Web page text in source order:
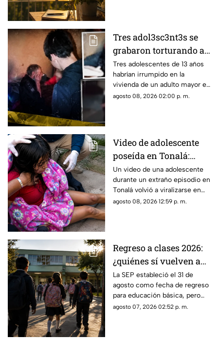
Tres adol3sc3nt3s se
grabaron torturando a
un adulto mayor en su
propia casa en Rusia
Tres adolescentes de 13 años
habrían irrumpido en la
vivienda de un adulto mayor en
Moscú y grabado la agresión.
agosto 08, 2026 02:00 p. m.
Video de adolescente
poseída en Tonalá:
bomberos llegaron
auxiliarla ¿Qué es lo
que ocurrió?
Un video de una adolescente
durante un extraño episodio en
Tonalá volvió a viralizarse en
TikTok, aunque las
agosto 08, 2026 12:59 p. m.
Regreso a clases 2026:
¿quiénes sí vuelven a
las aulas el 31 de
agosto?
La SEP estableció el 31 de
agosto como fecha de regreso
para educación básica, pero
algunos estudiantes tendrán
agosto 07, 2026 02:52 p. m.